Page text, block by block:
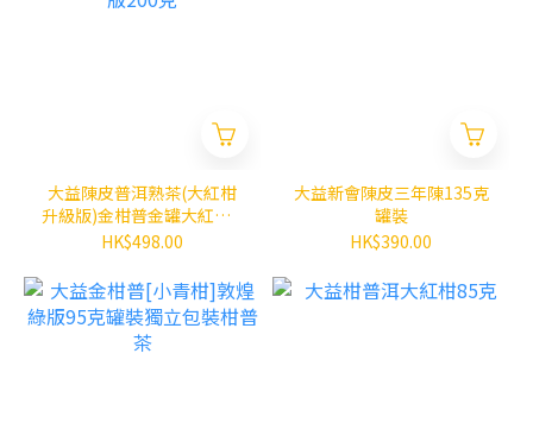
大益陳皮普洱熟茶(大紅柑
升級版)金柑普金罐大紅柑N
版200克
HK$498.00
大益新會陳皮三年陳135克
罐裝
HK$390.00